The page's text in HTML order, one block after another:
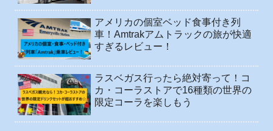
アメリカの個室ベッド食事付き列
車！Amtrakアムトラックの旅が快適
すぎるレビュー！
ラスベガス行ったら絶対寄って！コ
カ・コーラストアで16種類の世界の
限定コーラを楽しもう